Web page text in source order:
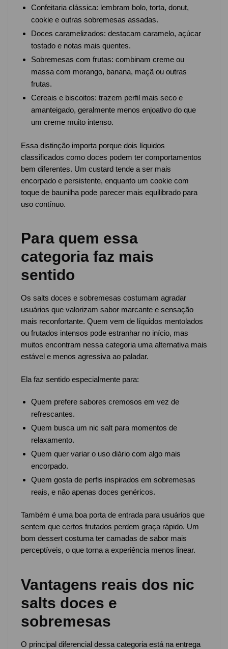
Confeitaria clássica: lembram bolo, torta, donut,
cookie e outras sobremesas assadas.
Doces caramelizados: destacam caramelo, açúcar
tostado e notas mais quentes.
Sobremesas com frutas: combinam creme ou
massa com morango, banana, maçã ou outras
frutas.
Cereais e biscoitos: trazem perfil mais seco e
amanteigado, geralmente menos enjoativo do que
um creme muito intenso.
Essa distinção importa porque dois líquidos
classificados como doces podem ter comportamentos
bem diferentes. Um custard tende a ser mais
encorpado e persistente, enquanto um cookie com
toque de baunilha pode parecer mais equilibrado para
uso contínuo.
Para quem essa
categoria faz mais
sentido
Os salts doces e sobremesas costumam agradar
usuários que valorizam sabor marcante e sensação
mais reconfortante. Quem vem de líquidos mentolados
ou frutados intensos pode estranhar no início, mas
muitos encontram nessa categoria uma alternativa mais
estável e menos agressiva ao paladar.
Ela faz sentido especialmente para:
Quem prefere sabores cremosos em vez de
refrescantes.
Quem busca um nic salt para momentos de
relaxamento.
Quem quer variar o uso diário com algo mais
encorpado.
Quem gosta de perfis inspirados em sobremesas
reais, e não apenas doces genéricos.
Também é uma boa porta de entrada para usuários que
sentem que certos frutados perdem graça rápido. Um
bom dessert costuma ter camadas de sabor mais
perceptíveis, o que torna a experiência menos linear.
Vantagens reais dos nic
salts doces e
sobremesas
O principal diferencial dessa categoria está na entrega